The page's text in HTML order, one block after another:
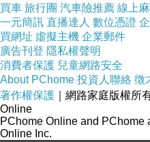
買車 旅行團 汽車險推薦 線上
一元簡訊 直播達人 數位憑證
買網址 虛擬主機 企業郵件
廣告刊登 隱私權聲明
消費者保護 兒童網路安全
About PChome 投資人聯絡 徵
著作權保護 ｜網路家庭版權所
Online
PChome Online and PChome
Online Inc.